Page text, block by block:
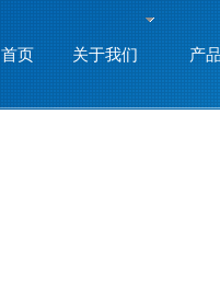
首页 关于我们 产